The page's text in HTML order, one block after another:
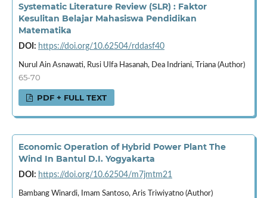
Systematic Literature Review (SLR) : Faktor
Kesulitan Belajar Mahasiswa Pendidikan
Matematika
DOI: https://doi.org/10.62504/rddasf40
Nurul Ain Asnawati, Rusi Ulfa Hasanah, Dea Indriani, Triana (Author)
65-70
PDF + FULL TEXT
Economic Operation of Hybrid Power Plant The
Wind In Bantul D.I. Yogyakarta
DOI: https://doi.org/10.62504/m7jmtm21
Bambang Winardi, Imam Santoso, Aris Triwiyatno (Author)